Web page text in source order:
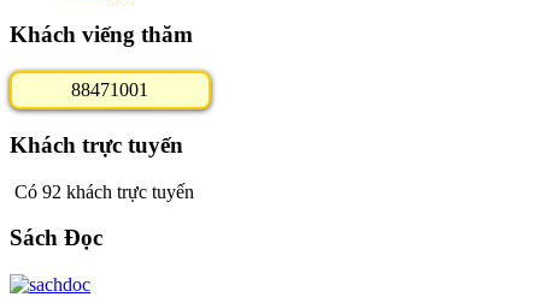
Khách viếng thăm
88471001
Khách trực tuyến
Có 92 khách trực tuyến
Sách Đọc